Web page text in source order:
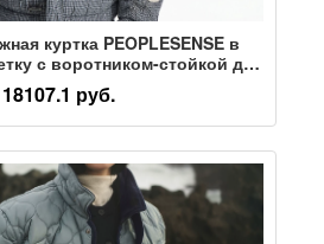
куртка PEOPLESENSE в
с воротником-стойкой для
принтом, свободная
с капюшоном
18107.1 руб.